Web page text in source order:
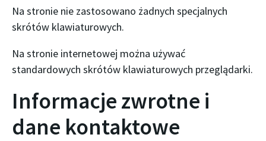
Na stronie nie zastosowano żadnych specjalnych
skrótów klawiaturowych.
Na stronie internetowej można używać
standardowych skrótów klawiaturowych przeglądarki.
Informacje zwrotne i
dane kontaktowe